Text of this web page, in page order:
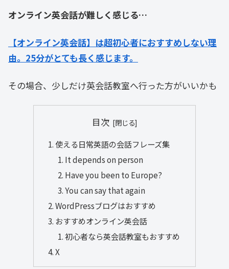
オンライン英会話が難しく感じる…
【オンライン英会話】は超初心者におすすめしない理
由。25分がとても長く感じます。
その場合、少しだけ英会話教室へ行った方がいいかも
目次
使える日常英語の会話フレーズ集
It depends on person
Have you been to Europe?
You can say that again
WordPressブログはおすすめ
おすすめオンライン英会話
初心者なら英会話教室もおすすめ
X